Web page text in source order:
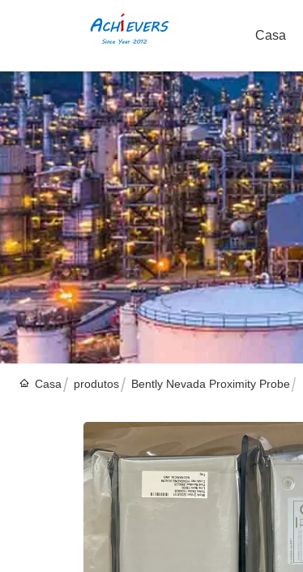
Casa
Casa produtos Bently Nevada Proximity Probe